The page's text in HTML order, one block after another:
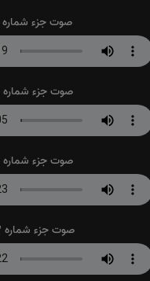
صوت جزء شماره 4
صوت جزء شماره 7
صوت جزء شماره 10
صوت جزء شماره 13